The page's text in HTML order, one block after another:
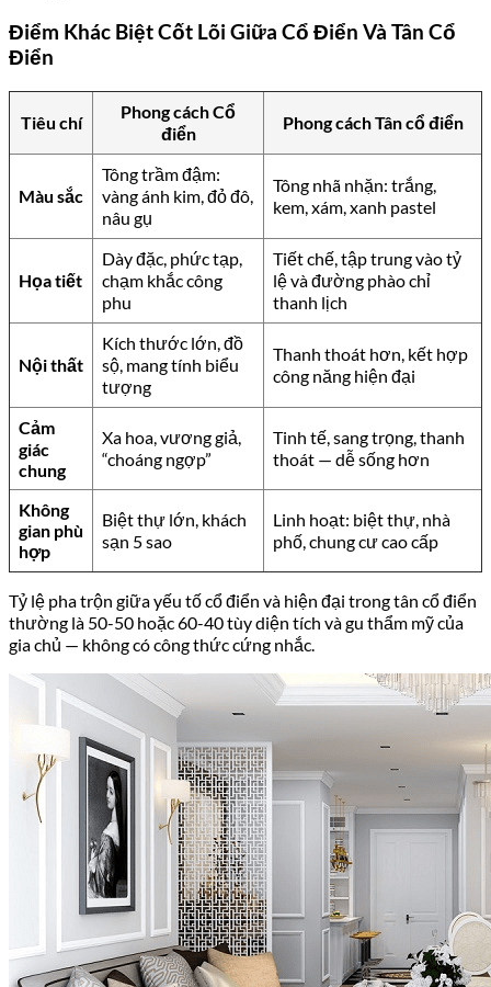
Điểm Khác Biệt Cốt Lõi Giữa Cổ Điển Và Tân Cổ
Điển
Tiêu chí
Phong cách Cổ
điển
Phong cách Tân cổ điển
Màu sắc
Tông trầm đậm:
vàng ánh kim, đỏ đô,
nâu gụ
Tông nhã nhặn: trắng,
kem, xám, xanh pastel
Họa tiết
Dày đặc, phức tạp,
chạm khắc công
phu
Tiết chế, tập trung vào tỷ
lệ và đường phào chỉ
thanh lịch
Nội thất
Kích thước lớn, đồ
sộ, mang tính biểu
tượng
Thanh thoát hơn, kết hợp
công năng hiện đại
Cảm
giác
chung
Xa hoa, vương giả,
“choáng ngợp”
Tinh tế, sang trọng, thanh
thoát — dễ sống hơn
Không
gian phù
hợp
Biệt thự lớn, khách
sạn 5 sao
Linh hoạt: biệt thự, nhà
phố, chung cư cao cấp
Tỷ lệ pha trộn giữa yếu tố cổ điển và hiện đại trong tân cổ điển
thường là 50-50 hoặc 60-40 tùy diện tích và gu thẩm mỹ của
gia chủ — không có công thức cứng nhắc.